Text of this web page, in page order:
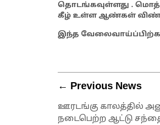
தொடங்கவுள்ளது .
கீழ் உள்ள ஆண்கள்
இந்த
← Previous News
ஊரடங்கு காலத்தில்
நடைபெற்ற ஆட்டு